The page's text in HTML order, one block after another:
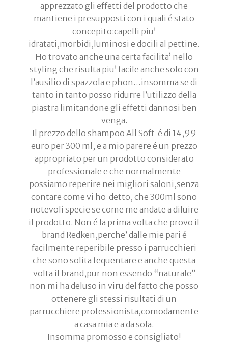
apprezzato gli effetti del prodotto che
mantiene i presupposti con i quali é stato
concepito:capelli piu’
idratati,morbidi,luminosi e docili al pettine.
Ho trovato anche una certa facilita’ nello
styling che risulta piu’ facile anche solo con
l’ausilio di spazzola e phon…insomma se di
tanto in tanto posso ridurre l’utilizzo della
piastra limitandone gli effetti dannosi ben
venga.
Il prezzo dello shampoo All Soft é di 14,99
euro per 300 ml, e a mio parere é un prezzo
appropriato per un prodotto considerato
professionale e che normalmente
possiamo reperire nei migliori saloni,senza
contare come vi ho detto, che 300ml sono
notevoli specie se come me andate a diluire
il prodotto. Non é la prima volta che provo il
brand Redken,perche’ dalle mie pari é
facilmente reperibile presso i parrucchieri
che sono solita fequentare e anche questa
volta il brand,pur non essendo “naturale”
non mi ha deluso in viru del fatto che posso
ottenere gli stessi risultati di un
parrucchiere professionista,comodamente
a casa mia e a da sola.
Insomma promosso e consigliato!